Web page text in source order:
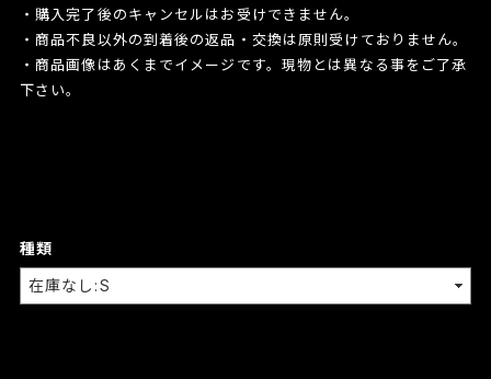
・購入完了後のキャンセルはお受けできません。
・商品不良以外の到着後の返品・交換は原則受けておりません。
・商品画像はあくまでイメージです。現物とは異なる事をご了承
下さい。
種類